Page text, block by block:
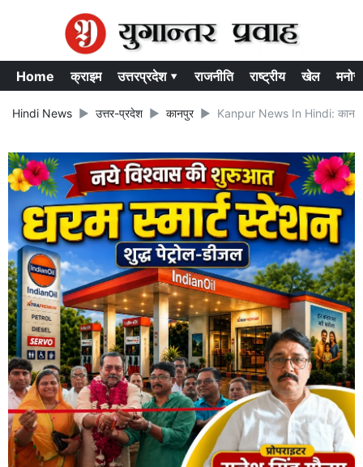
Home क्राइम उत्तरप्रदेश ▾ राजनीति राष्ट्रीय खेल
Hindi News उत्तर-प्रदेश कानपुर Kanpur News In Hindi: कानपुर